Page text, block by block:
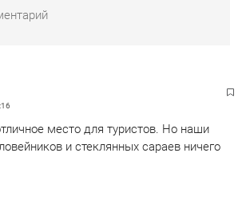
место для туристов. Но наши
и стеклянных сараев ничего